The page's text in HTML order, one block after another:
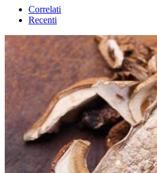
Correlati
Recenti